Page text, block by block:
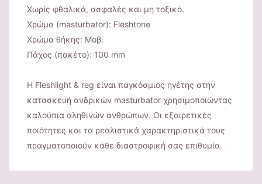
Χωρίς φθαλικά, ασφαλές και μη τοξικό.
Χρώμα (masturbator): Fleshtone
Χρώμα θήκης: Μοβ.
Πάχος (πακέτο): 100 mm
Η Fleshlight & reg είναι παγκόσμιος ηγέτης στην
κατασκευή ανδρικών masturbator χρησιμοποιώντας
καλούπια αληθινών ανθρώπων. Οι εξαιρετικές
ποιότητες και τα ρεαλιστικά χαρακτηριστικά τους
πραγματοποιούν κάθε διαστροφική σας επιθυμία.